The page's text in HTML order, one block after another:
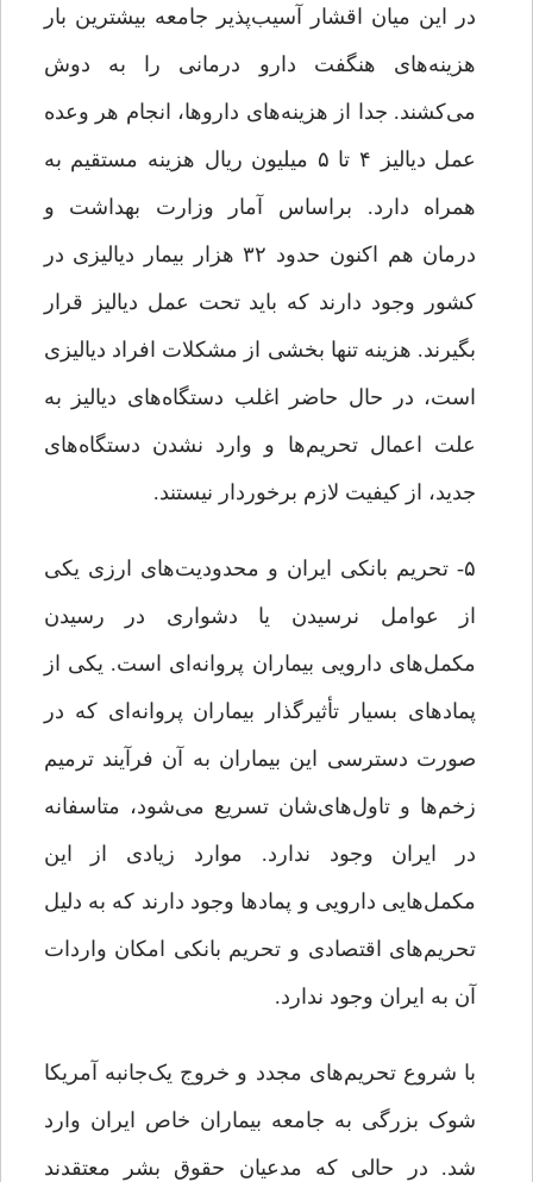
در این میان اقشار آسیب‌پذیر جامعه بیشترین بار
هزینه‌های هنگفت دارو درمانی را به دوش
می‌کشند. جدا از هزینه‌های داروها، انجام هر وعده
عمل دیالیز ۴ تا ۵ میلیون ریال هزینه مستقیم به
همراه دارد. براساس آمار وزارت بهداشت و
درمان هم اکنون حدود ۳۲ هزار بیمار دیالیزی در
کشور وجود دارند که باید تحت عمل دیالیز قرار
بگیرند. هزینه تنها بخشی از مشکلات افراد دیالیزی
است، در حال حاضر اغلب دستگاه‌های دیالیز به
علت اعمال تحریم‌ها و وارد نشدن دستگاه‌های
جدید، از کیفیت لازم برخوردار نیستند.
۵- تحریم بانکی ایران و محدودیت‌های ارزی یکی
از عوامل نرسیدن یا دشواری در رسیدن
مکمل‌های دارویی بیماران پروانه‌ای است. یکی از
پمادهای بسیار تأثیرگذار بیماران پروانه‌ای که در
صورت دسترسی این بیماران به آن فرآیند ترمیم
زخم‌ها و تاول‌های‌شان تسریع می‌شود، متاسفانه
در ایران وجود ندارد. موارد زیادی از این
مکمل‌هایی دارویی و پمادها وجود دارند که به دلیل
تحریم‌های اقتصادی و تحریم بانکی امکان واردات
آن به ایران وجود ندارد.
با شروع تحریم‌های مجدد و خروج یک‌جانبه آمریکا
شوک بزرگی به جامعه بیماران خاص ایران وارد
شد. در حالی که مدعیان حقوق بشر معتقدند